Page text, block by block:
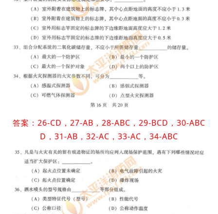
答案：26-CD，27-AB，28-ABC，29-BCD，30-ABC
D，31-AB，32-AC，33-AC，34-ABC